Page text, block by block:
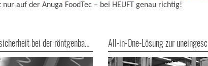
nur auf der Anuga FoodTec – bei HEUFT genau richtig!
Mehr Ausfallsicherheit bei der röntgenbasierten Fremdkörperdetektion